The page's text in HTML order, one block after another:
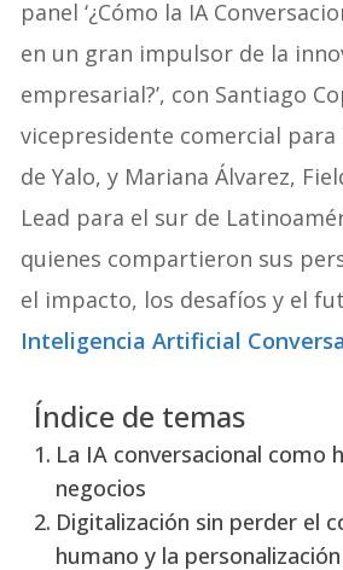
panel ‘¿Cómo la IA
en un gran impulsor de la
empresarial?’, con Santiago
vicepresidente comercial
de Yalo, y Mariana Álvarez,
Lead para el sur de
quienes compartieron sus
el impacto, los desafíos y el
Inteligencia Artificial
Índice de temas
La IA conversacional como
negocios
Digitalización sin perder el
humano y la personalización